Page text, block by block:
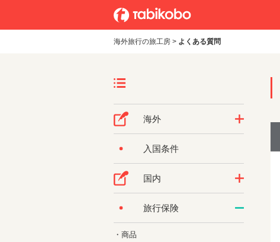
海外旅行の旅工房 > よくある質問
海外
入国条件
国内
旅行保険
・商品